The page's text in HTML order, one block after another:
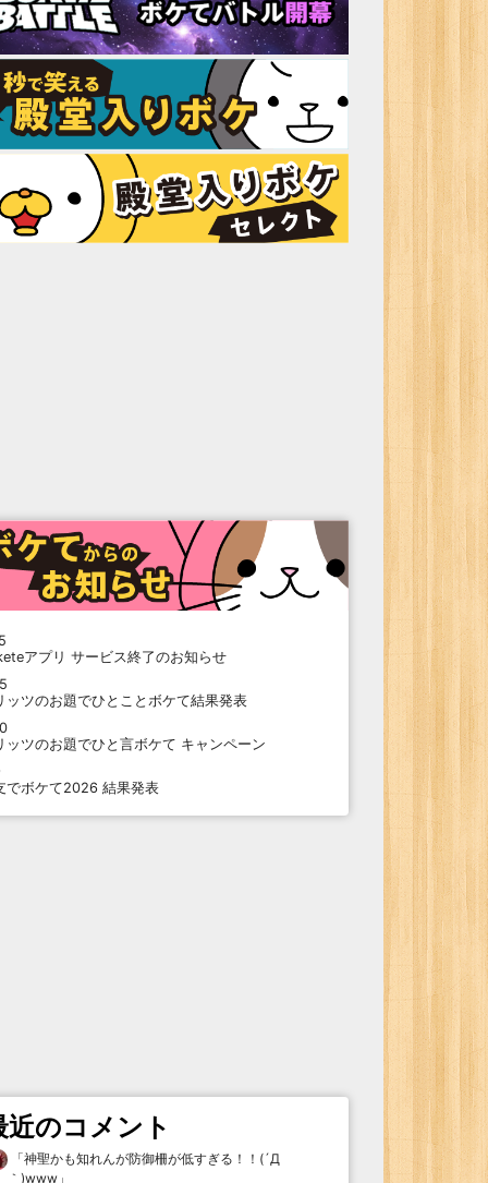
アプリ サービス終了のお知らせ
ッツのお題でひとことボケて結果発表
ッツのお題でひと言ボケて キャンペーン
でボケて2026 結果発表
近のコメント
「神聖かも知れんが防御柵が低すぎる！！(´Д
｀)www 」